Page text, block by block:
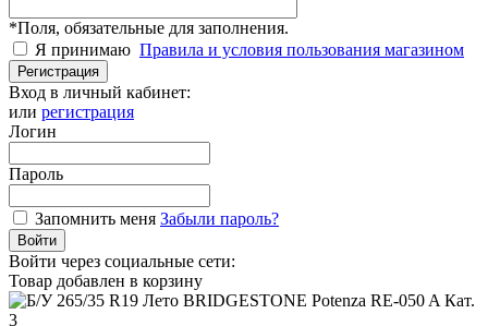
*Поля, обязательные для заполнения.
Я принимаю Правила и условия пользования магазином
Регистрация
Вход в личный кабинет:
или регистрация
Логин
Пароль
Запомнить меня Забыли пароль?
Войти
Войти через социальные сети:
Товар добавлен в корзину